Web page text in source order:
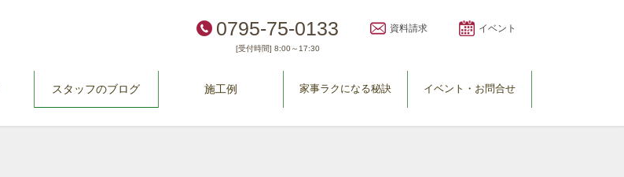
0795-75-0133
[受付時間] 8:00～17:30
資料請求 イベント
スタッフのブログ 施工例 家事ラクになる秘訣 イベント・お問合せ